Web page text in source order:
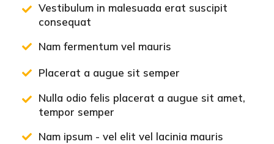
Vestibulum in malesuada erat suscipit
consequat
Nam fermentum vel mauris
Placerat a augue sit semper
Nulla odio felis placerat a augue sit amet,
tempor semper
Nam ipsum - vel elit vel lacinia mauris